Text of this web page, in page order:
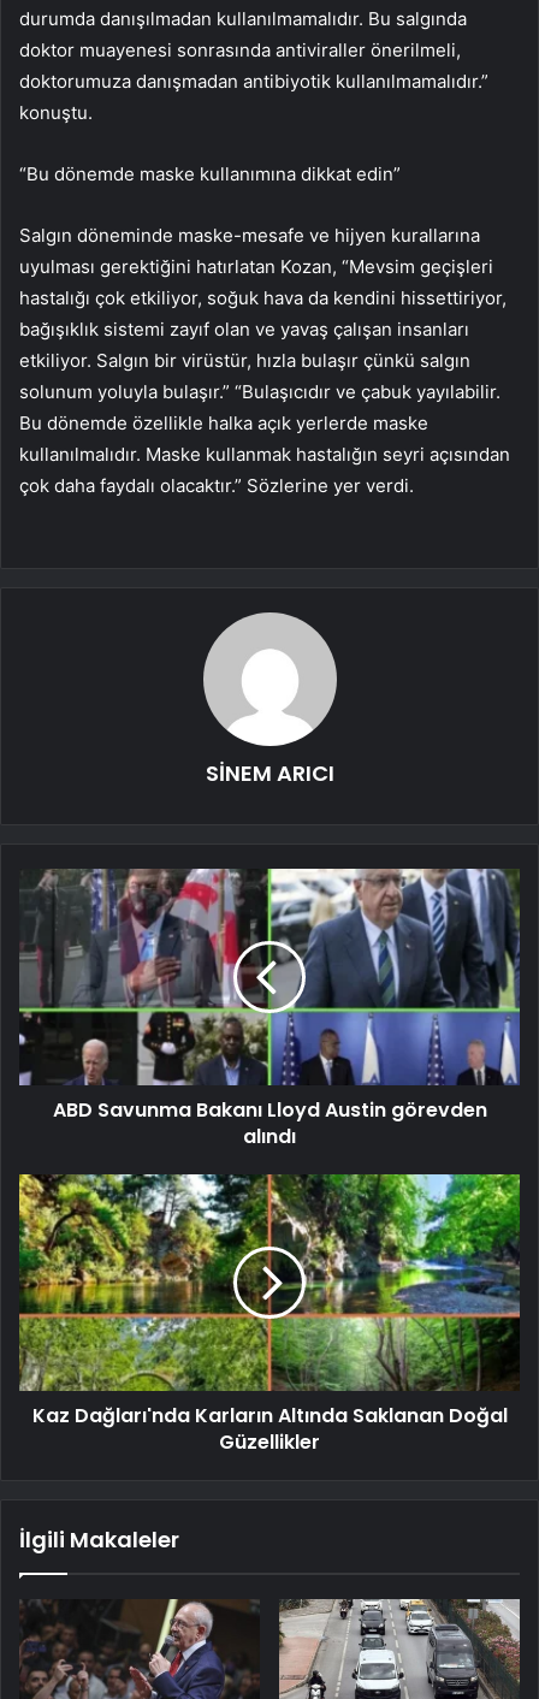
durumda danışılmadan kullanılmamalıdır. Bu salgında
doktor muayenesi sonrasında antiviraller önerilmeli,
doktorumuza danışmadan antibiyotik kullanılmamalıdır.”
konuştu.
“Bu dönemde maske kullanımına dikkat edin”
Salgın döneminde maske-mesafe ve hijyen kurallarına
uyulması gerektiğini hatırlatan Kozan, “Mevsim geçişleri
hastalığı çok etkiliyor, soğuk hava da kendini hissettiriyor,
bağışıklık sistemi zayıf olan ve yavaş çalışan insanları
etkiliyor. Salgın bir virüstür, hızla bulaşır çünkü salgın
solunum yoluyla bulaşır.” “Bulaşıcıdır ve çabuk yayılabilir.
Bu dönemde özellikle halka açık yerlerde maske
kullanılmalıdır. Maske kullanmak hastalığın seyri açısından
çok daha faydalı olacaktır.” Sözlerine yer verdi.
SİNEM ARICI
ABD Savunma Bakanı Lloyd Austin görevden
alındı
Kaz Dağları'nda Karların Altında Saklanan Doğal
Güzellikler
İlgili Makaleler